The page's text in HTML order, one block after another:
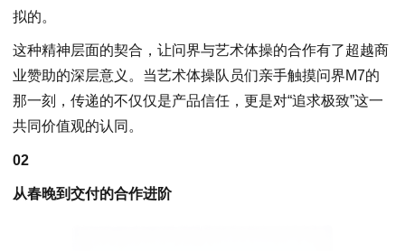
拟的。
这种精神层面的契合，让问界与艺术体操的合作有了超越商
业赞助的深层意义。当艺术体操队员们亲手触摸问界M7的
那一刻，传递的不仅仅是产品信任，更是对“追求极致”这一
共同价值观的认同。
02
从春晚到交付的合作进阶